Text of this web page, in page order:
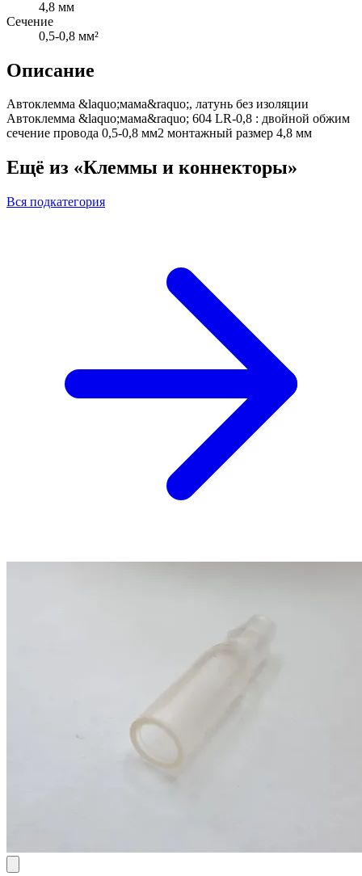
4,8 мм
Сечение
0,5-0,8 мм²
Описание
Автоклемма &laquo;мама&raquo;, латунь без изоляции
Автоклемма &laquo;мама&raquo; 604 LR-0,8 : двойной обжим
сечение провода 0,5-0,8 мм2 монтажный размер 4,8 мм
Ещё из «Клеммы и коннекторы»
Вся подкатегория